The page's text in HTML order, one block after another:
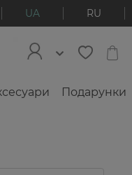
UA RU
Подарунки